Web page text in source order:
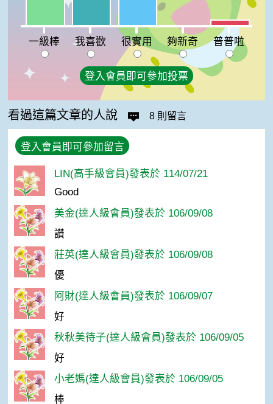
一級棒:23%
夠新奇:0%
普普啦:5%
一級棒
我喜歡 很實用 夠新奇 普普啦
登入會員即可參加投票
看過這篇文章的人說 8 則留言
登入會員即可參加留言
LIN(高手級會員)發表於 114/07/21
Good
美金(達人級會員)發表於 106/09/08
讚
莊英(達人級會員)發表於 106/09/08
優
阿財(達人級會員)發表於 106/09/07
好
秋秋美待子(達人級會員)發表於 106/09/05
好
小老媽(達人級會員)發表於 106/09/05
棒